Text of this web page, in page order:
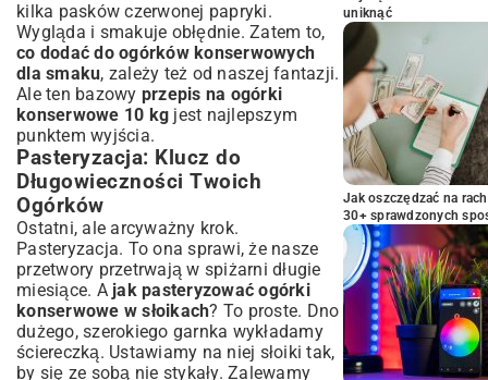
kilka pasków czerwonej papryki.
Wygląda i smakuje obłędnie. Zatem to,
co dodać do ogórków konserwowych
dla smaku, zależy też od naszej fantazji.
Ale ten bazowy przepis na ogórki
konserwowe 10 kg jest najlepszym
punktem wyjścia.
Pasteryzacja: Klucz do
Długowieczności Twoich
Ogórków
Ostatni, ale arcyważny krok.
Pasteryzacja. To ona sprawi, że nasze
przetwory przetrwają w spiżarni długie
miesiące. A jak pasteryzować ogórki
konserwowe w słoikach? To proste. Dno
dużego, szerokiego garnka wykładamy
ściereczką. Ustawiamy na niej słoiki tak,
by się ze sobą nie stykały. Zalewamy
uniknąć
Jak oszczędzać na
30+ sprawdzonych